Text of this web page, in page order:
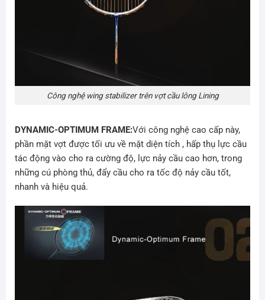
Công nghệ wing stabilizer trên vợt cầu lông Lining
DYNAMIC-OPTIMUM FRAME:Với công nghệ cao cấp này,
phần mặt vợt được tối ưu về mặt diện tích , hấp thụ lực cầu
tác động vào cho ra cường độ, lực nảy cầu cao hơn, trong
những cú phòng thủ, đẩy cầu cho ra tốc độ nảy cầu tốt,
nhanh và hiệu quả.